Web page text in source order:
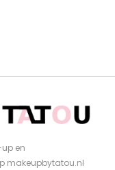
en
makeupbytatou.nl